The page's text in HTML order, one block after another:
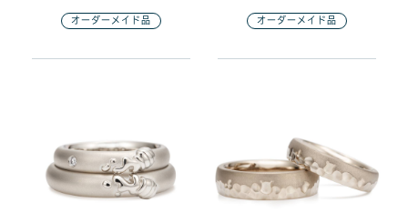
オーダーメイド品 オーダーメイド品